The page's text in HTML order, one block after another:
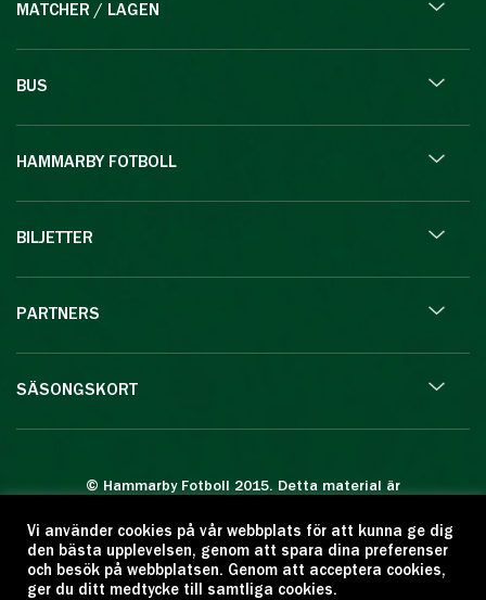
MATCHER / LAGEN
BUS
HAMMARBY FOTBOLL
BILJETTER
PARTNERS
SÄSONGSKORT
© Hammarby Fotboll 2015. Detta material är
Eftertryck eller annan kopiering är förbjuden.
Citera oss gärna men ange källan:
www.hammarbyfotboll.se. Ansvarig utgivare:
Vi använder cookies på vår webbplats för att kunna ge dig
den bästa upplevelsen, genom att spara dina preferenser
och besök på webbplatsen. Genom att acceptera cookies,
ger du ditt medtycke till samtliga cookies.